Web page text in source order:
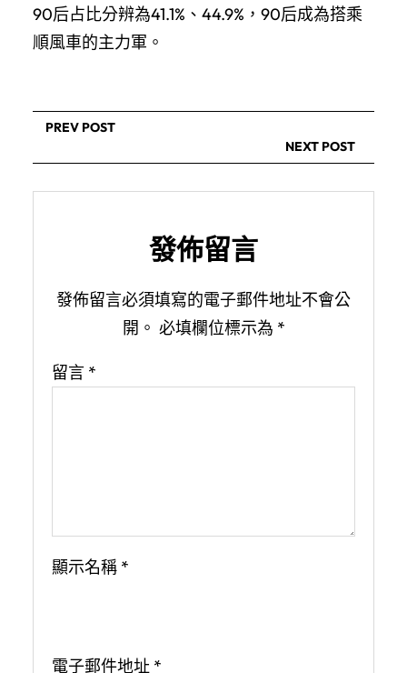
90后占比分辨為41.1%、44.9%，90后成為搭乘
順風車的主力軍。
PREV POST
NEXT POST
發佈留言
發佈留言必須填寫的電子郵件地址不會公
開。 必填欄位標示為 *
留言 *
顯示名稱 *
電子郵件地址 *